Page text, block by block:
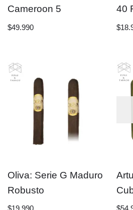
Cameroon 5
$49.990
40
$
Oliva: Serie G Maduro
Robusto
$19.990 $